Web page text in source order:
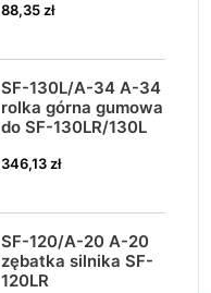
88,35 zł
SF-130L/A-34 A-34
rolka górna gumowa
do SF-130LR/130L
346,13 zł
SF-120/A-20 A-20
zębatka silnika SF-
120LR